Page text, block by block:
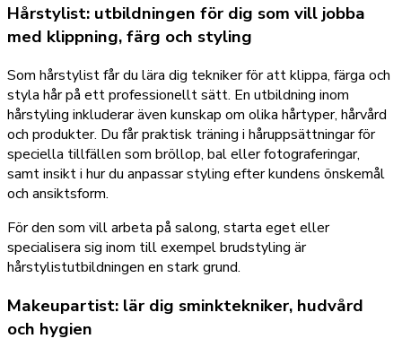
Hårstylist: utbildningen för dig som vill jobba
med klippning, färg och styling
Som hårstylist får du lära dig tekniker för att klippa, färga och
styla hår på ett professionellt sätt. En utbildning inom
hårstyling inkluderar även kunskap om olika hårtyper, hårvård
och produkter. Du får praktisk träning i håruppsättningar för
speciella tillfällen som bröllop, bal eller fotograferingar,
samt insikt i hur du anpassar styling efter kundens önskemål
och ansiktsform.
För den som vill arbeta på salong, starta eget eller
specialisera sig inom till exempel brudstyling är
hårstylistutbildningen en stark grund.
Makeupartist: lär dig sminktekniker, hudvård
och hygien